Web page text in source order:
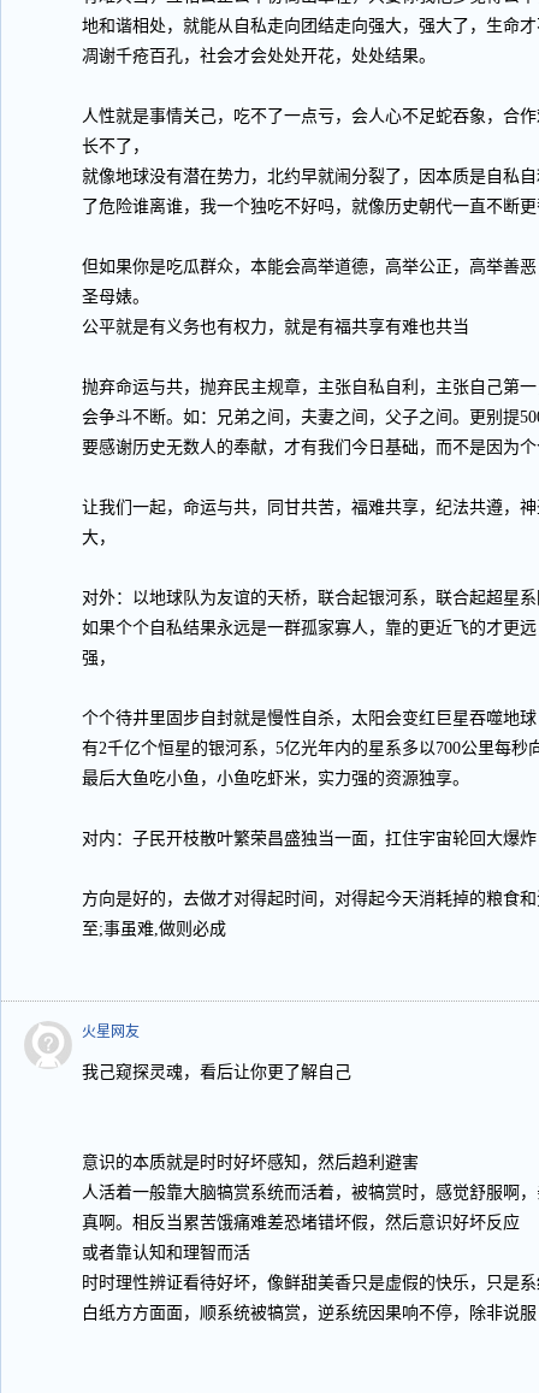
地和谐相处，就能从自私走向团结走向强大，强大了，生命
凋谢千疮百孔，社会才会处处开花，处处结果。
人性就是事情关己，吃不了一点亏，会人心不足蛇吞象，合
长不了，
就像地球没有潜在势力，北约早就闹分裂了，因本质是自私
了危险谁离谁，我一个独吃不好吗，就像历史朝代一直不断
但如果你是吃瓜群众，本能会高举道德，高举公正，高举善
圣母婊。
公平就是有义务也有权力，就是有福共享有难也共当
抛弃命运与共，抛弃民主规章，主张自私自利，主张自己第
会争斗不断。如：兄弟之间，夫妻之间，父子之间。更别提
要感谢历史无数人的奉献，才有我们今日基础，而不是因为
让我们一起，命运与共，同甘共苦，福难共享，纪法共遵，
大，
对外：以地球队为友谊的天桥，联合起银河系，联合起超星
如果个个自私结果永远是一群孤家寡人，靠的更近飞的才更
强，
个个待井里固步自封就是慢性自杀，太阳会变红巨星吞噬地
有2千亿个恒星的银河系，5亿光年内的星系多以700公里每
最后大鱼吃小鱼，小鱼吃虾米，实力强的资源独享。
对内：子民开枝散叶繁荣昌盛独当一面，扛住宇宙轮回大爆
方向是好的，去做才对得起时间，对得起今天消耗掉的粮食
至;事虽难,做则必成
火星网友
我己窥探灵魂，看后让你更了解自己
意识的本质就是时时好坏感知，然后趋利避害
人活着一般靠大脑犒赏系统而活着，被犒赏时，感觉舒服啊
真啊。相反当累苦饿痛难差恐堵错坏假，然后意识好坏反应
或者靠认知和理智而活
时时理性辨证看待好坏，像鲜甜美香只是虚假的快乐，只是
白纸方方面面，顺系统被犒赏，逆系统因果响不停，除非说